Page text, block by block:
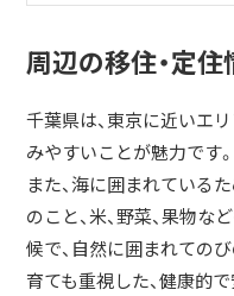
周辺の移住・定住
千葉県は、東京に近いエ
みやすいことが魅力です。
また、海に囲まれている
のこと、米、野菜、果物
候で、自然に囲まれての
育ても重視した、健康的